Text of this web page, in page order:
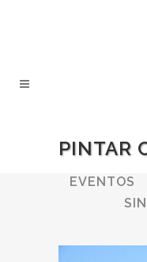
PINTAR
ALL
EVENTOS